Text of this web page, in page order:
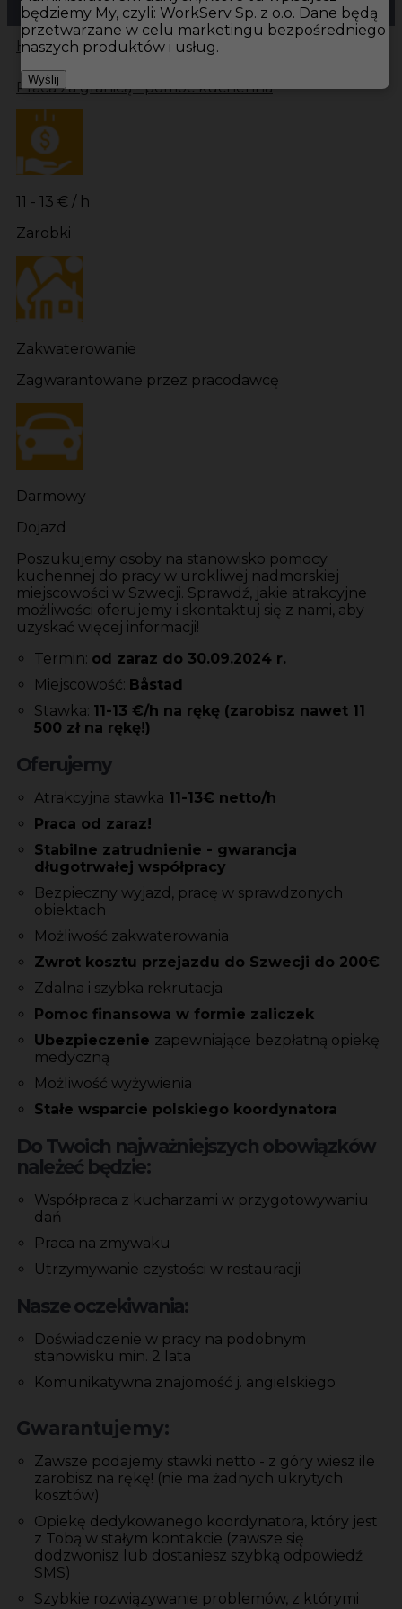
Hotistin Oferty pracyKuchnia Bastad
Praca za granicą - pomoc kuchenna
11 - 13 € / h
Zarobki
Zakwaterowanie
Zagwarantowane przez pracodawcę
Darmowy
Dojazd
Poszukujemy osoby na stanowisko pomocy
kuchennej do pracy w urokliwej nadmorskiej
miejscowości w Szwecji. Sprawdź, jakie atrakcyjne
możliwości oferujemy i skontaktuj się z nami, aby
uzyskać więcej informacji!
Termin: od zaraz do 30.09.2024 r.
Miejscowość: Båstad
Stawka: 11-13 €/h na rękę (zarobisz nawet 11
500 zł na rękę!)
Oferujemy
Atrakcyjna stawka 11-13€ netto/h
Praca od zaraz!
Stabilne zatrudnienie - gwarancja
długotrwałej współpracy
Bezpieczny wyjazd, pracę w sprawdzonych
obiektach
Możliwość zakwaterowania
Zwrot kosztu przejazdu do Szwecji do 200€
Zdalna i szybka rekrutacja
Pomoc finansowa w formie zaliczek
Ubezpieczenie zapewniające bezpłatną opiekę
medyczną
Możliwość wyżywienia
Stałe wsparcie polskiego koordynatora
Do Twoich najważniejszych obowiązków
należeć będzie:
Współpraca z kucharzami w przygotowywaniu
dań
Praca na zmywaku
Utrzymywanie czystości w restauracji
Nasze oczekiwania:
Doświadczenie w pracy na podobnym
stanowisku min. 2 lata
Komunikatywna znajomość j. angielskiego
Gwarantujemy:
Zawsze podajemy stawki netto - z góry wiesz ile
zarobisz na rękę! (nie ma żadnych ukrytych
kosztów)
Opiekę dedykowanego koordynatora, który jest
z Tobą w stałym kontakcie (zawsze się
dodzwonisz lub dostaniesz szybką odpowiedź
SMS)
Szybkie rozwiązywanie problemów, z którymi
będziemy My, czyli: WorkServ Sp. z o.o. Dane będą
przetwarzane w celu marketingu bezpośredniego
naszych produktów i usług.
Wyślij